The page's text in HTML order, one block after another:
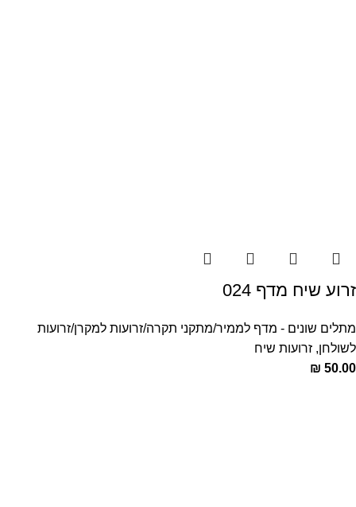
זרוע שיח מדף 024
מתלים שונים - מדף לממיר/מתקני תקרה/זרועות למקרן/זרועות
לשולחן, זרועות שיח
₪ 50.00